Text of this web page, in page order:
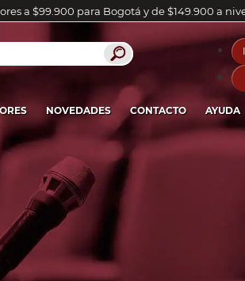
a $99.900 para Bogotá y de $149.900 a
NOVEDADES CONTACTO AYUDA